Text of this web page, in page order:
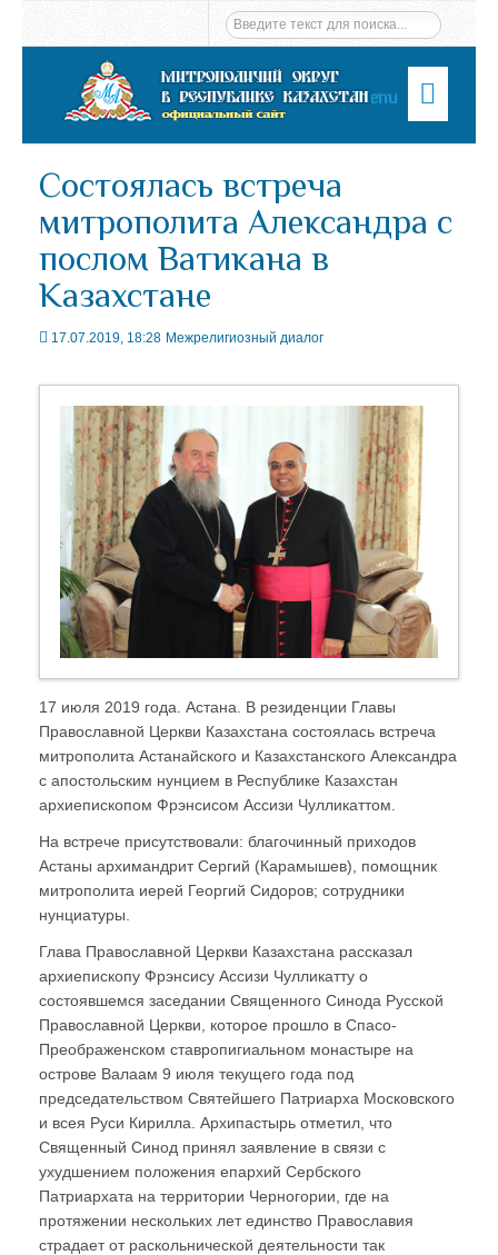
Menu
Состоялась встреча
митрополита Александра с
послом Ватикана в
Казахстане
17.07.2019, 18:28 Межрелигиозный диалог
17 июля 2019 года. Астана. В резиденции Главы
Православной Церкви Казахстана состоялась встреча
митрополита Астанайского и Казахстанского Александра
с апостольским нунцием в Республике Казахстан
архиепископом Фрэнсисом Ассизи Чулликаттом.
На встрече присутствовали: благочинный приходов
Астаны архимандрит Сергий (Карамышев), помощник
митрополита иерей Георгий Сидоров; сотрудники
нунциатуры.
Глава Православной Церкви Казахстана рассказал
архиепископу Фрэнсису Ассизи Чулликатту о
состоявшемся заседании Священного Синода Русской
Православной Церкви, которое прошло в Спасо-
Преображенском ставропигиальном монастыре на
острове Валаам 9 июля текущего года под
председательством Святейшего Патриарха Московского
и всея Руси Кирилла. Архипастырь отметил, что
Священный Синод принял заявление в связи с
ухудшением положения епархий Сербского
Патриархата на территории Черногории, где на
протяжении нескольких лет единство Православия
страдает от раскольнической деятельности так